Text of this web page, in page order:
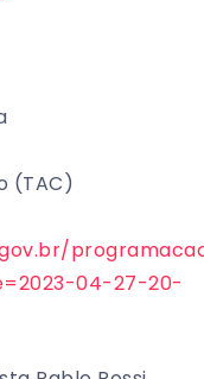
(TAC)
04-27-20-